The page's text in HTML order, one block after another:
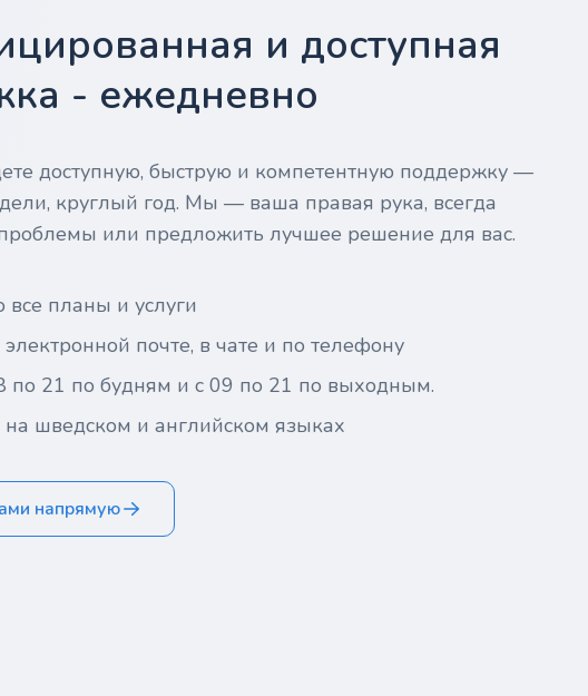
и доступная
- ежедневно
доступную, быструю и компетентную поддержку —
круглый год. Мы — ваша правая рука, всегда
или предложить лучшее решение для вас.
планы и услуги
почте, в чате и по телефону
по 21 по будням и с 09 по 21 по выходным.
шведском и английском языках
напрямую